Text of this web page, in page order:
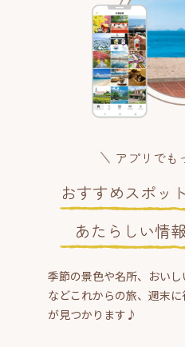
アプリでも
おすすめスポッ
あたらしい情
季節の景色や名所、おい
などこれからの旅、週末
が見つかります♪